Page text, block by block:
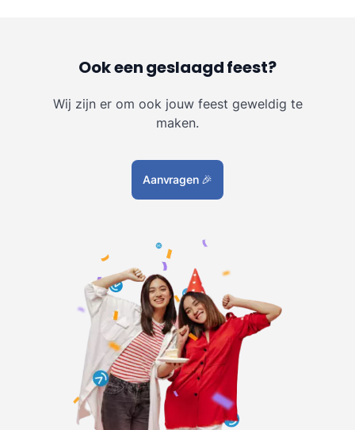
Ook een geslaagd feest?
Wij zijn er om ook jouw feest geweldig te
maken.
Aanvragen 🎉